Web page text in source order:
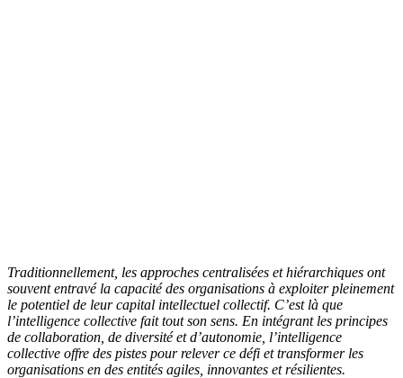
Traditionnellement, les approches centralisées et hiérarchiques ont
souvent entravé la capacité des organisations à exploiter pleinement
le potentiel de leur capital intellectuel collectif. C’est là que
l’intelligence collective fait tout son sens. En intégrant les principes
de collaboration, de diversité et d’autonomie, l’intelligence
collective offre des pistes pour relever ce défi et transformer les
organisations en des entités agiles, innovantes et résilientes.